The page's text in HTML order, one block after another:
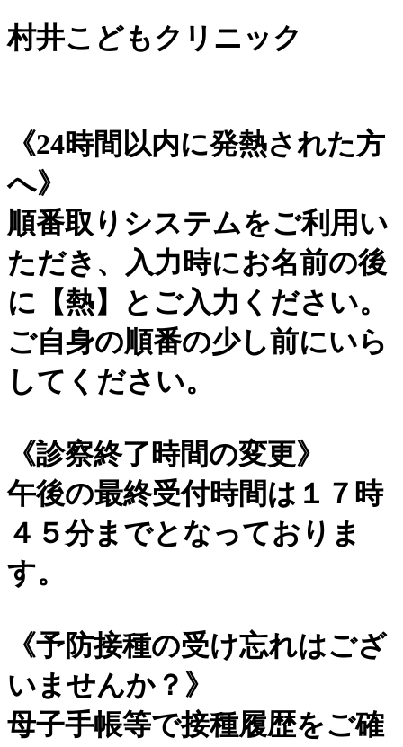
村井こどもクリニック
《24時間以内に発熱された方
へ》
順番取りシステムをご利用い
ただき、入力時にお名前の後
に【熱】とご入力ください。
ご自身の順番の少し前にいら
してください。
《診察終了時間の変更》
午後の最終受付時間は１７時
４５分までとなっておりま
す。
《予防接種の受け忘れはござ
いませんか？》
母子手帳等で接種履歴をご確